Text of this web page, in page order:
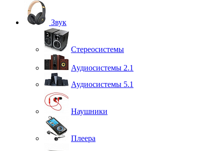
Звук
Стереосистемы
Аудиосистемы 2.1
Аудиосистемы 5.1
Наушники
Плеера